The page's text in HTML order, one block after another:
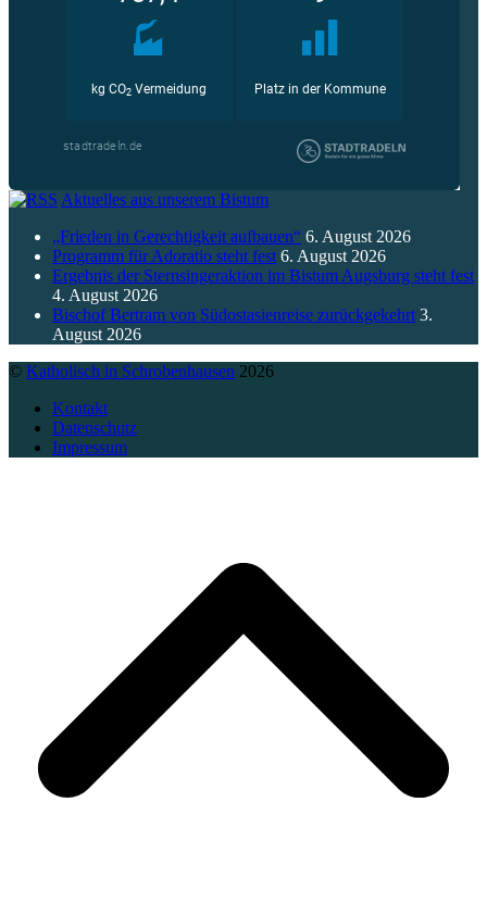
Aktuelles aus unserem Bistum
„Frieden in Gerechtigkeit aufbauen“ 6. August 2026
Programm für Adoratio steht fest 6. August 2026
Ergebnis der Sternsingeraktion im Bistum Augsburg steht fest
4. August 2026
Bischof Bertram von Südostasienreise zurückgekehrt 3.
August 2026
© Katholisch in Schrobenhausen 2026
Kontakt
Datenschutz
Impressum